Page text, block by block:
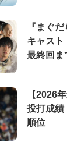
『まぐ
キャスト
最終回ま
【2026
投打成績
順位